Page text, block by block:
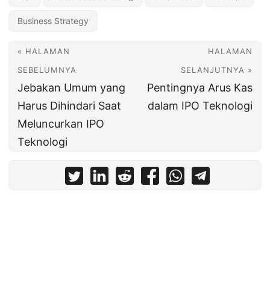
Business Strategy
« HALAMAN
SEBELUMNYA
Jebakan Umum yang
Harus Dihindari Saat
Meluncurkan IPO
Teknologi
HALAMAN
SELANJUTNYA »
Pentingnya Arus Kas
dalam IPO Teknologi